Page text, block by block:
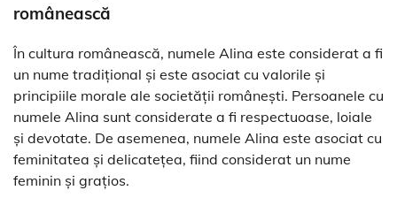
românească
În cultura românească, numele Alina este considerat a fi
un nume tradițional și este asociat cu valorile și
principiile morale ale societății românești. Persoanele cu
numele Alina sunt considerate a fi respectuoase, loiale
și devotate. De asemenea, numele Alina este asociat cu
feminitatea și delicatețea, fiind considerat un nume
feminin și grațios.